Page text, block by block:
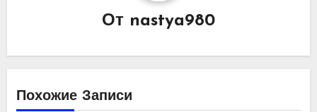
От nastya980
Похожие Записи